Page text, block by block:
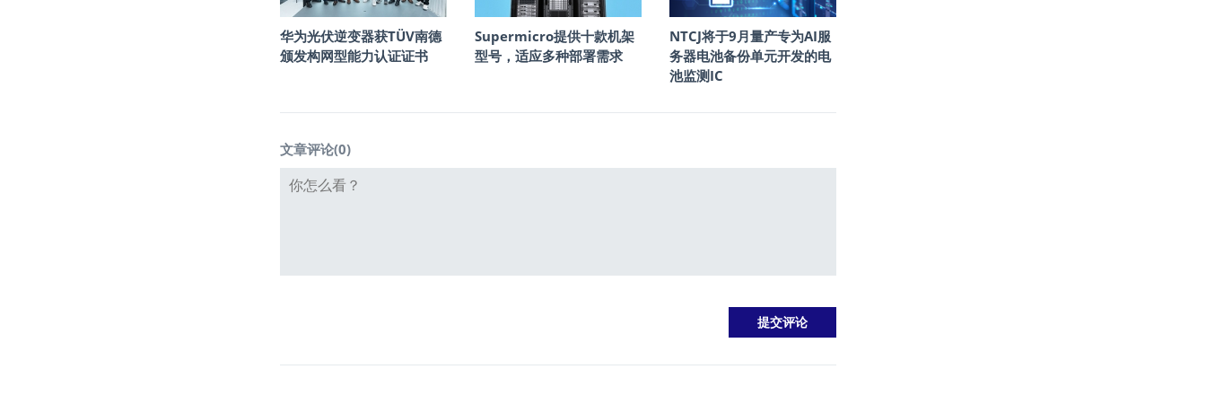
华为光伏逆变器获TÜV南德
颁发构网型能力认证证书
Supermicro提供十款机架
型号，适应多种部署需求
NTCJ将于9月量产专为AI服
务器电池备份单元开发的电
池监测IC
文章评论(0)